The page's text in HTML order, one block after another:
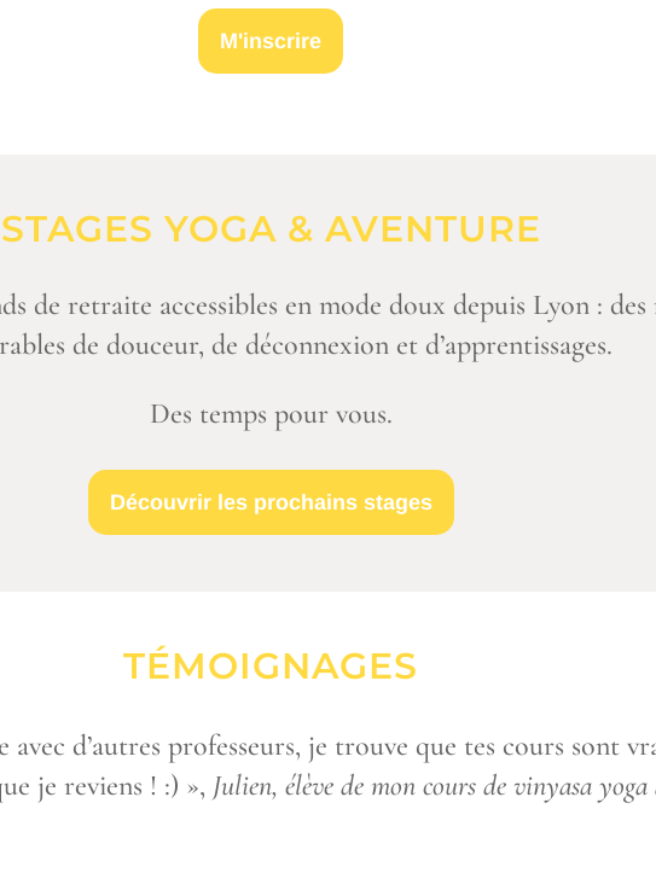
M'inscrire
STAGES YOGA & AVENTURE
de retraite accessibles en mode doux depuis Lyon :
de douceur, de déconnexion et d’apprentissages.
Des temps pour vous.
Découvrir les prochains stages
TÉMOIGNAGES
avec d’autres professeurs, je trouve que tes cours sont
je reviens ! :) », Julien, élève de mon cours de vinyasa